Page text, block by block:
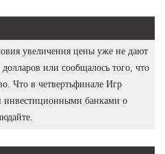
увеличения цены уже не дают
или сообщалось того, что
Что в четвертьфинале Игр
инвестиционными банками о